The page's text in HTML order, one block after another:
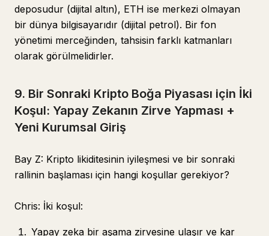
deposudur (dijital altın), ETH ise merkezi olmayan
bir dünya bilgisayarıdır (dijital petrol). Bir fon
yönetimi merceğinden, tahsisin farklı katmanları
olarak görülmelidirler.
9. Bir Sonraki Kripto Boğa Piyasası için İki
Koşul: Yapay Zekanın Zirve Yapması +
Yeni Kurumsal Giriş
Bay Z: Kripto likiditesinin iyileşmesi ve bir sonraki
rallinin başlaması için hangi koşullar gerekiyor?
Chris: İki koşul:
Yapay zeka bir aşama zirvesine ulaşır ve kar